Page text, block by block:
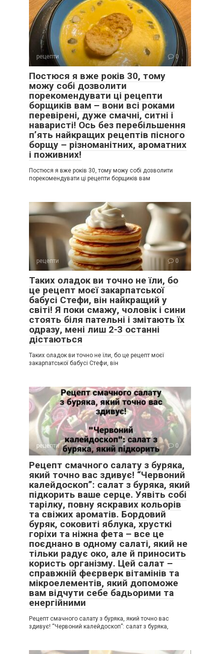
рецепти 0
Постюся я вже років 30, тому
можу собі дозволити
порекомендувати ці рецепти
борщиків вам – вони всі роками
перевірені, дуже смачні, ситні і
наваристі! Ось без перебільшення
п’ять найкращих рецептів пісного
борщу – різноманітних, ароматних
і поживних!
Постюся я вже років 30, тому можу собі дозволити
порекомендувати ці рецепти борщиків вам
рецепти 0
Таких оладок ви точно не їли, бо
це рецепт моєї закарпатської
бабусі Стефи, він найкращий у
світі! Я поки смажу, чоловік і сини
стоять біля пательні і змітають їх
одразу, мені лиш 2-3 останні
дістаються
Таких оладок ви точно не їли, бо це рецепт моєї
закарпатської бабусі Стефи, він
рецепти 0
Рецепт смачного салату з буряка,
який точно вас здивує! “Червоний
калейдоскоп”: салат з буряка, який
підкорить ваше серце. Уявіть собі
тарілку, повну яскравих кольорів
та свіжих ароматів. Бордовий
буряк, соковиті яблука, хрусткі
горіхи та ніжна фета – все це
поєднано в одному салаті, який не
тільки радує око, але й приносить
користь організму. Цей салат –
справжній феєрверк вітамінів та
мікроелементів, який допоможе
вам відчути себе бадьорими та
енергійними
Рецепт смачного салату з буряка, який точно вас
здивує! “Червоний калейдоскоп”: салат з буряка,